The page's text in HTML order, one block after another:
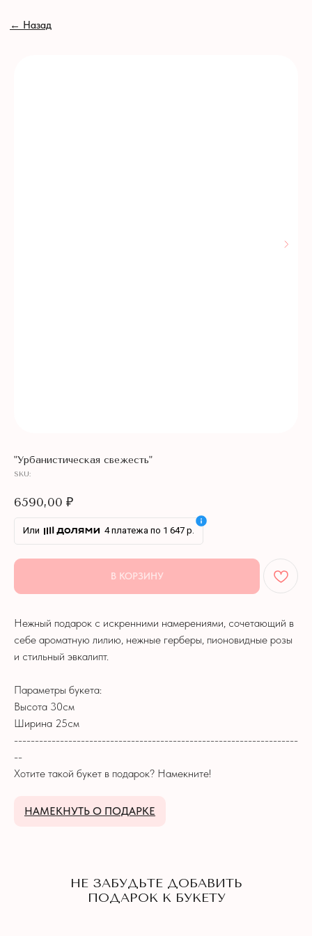
"Урбанистическая свежесть"
SKU:
6590,00 ₽
Или 4 платежа по 1 647 р.
В КОРЗИНУ
Нежный подарок с искренними намерениями, сочетающий в
себе ароматную лилию, нежные герберы, пионовидные розы
и стильный эвкалипт.
Параметры букета:
Высота 30см
Ширина 25см
--------------------------------------------------------------------
--
Хотите такой букет в подарок? Намекните!
НАМЕКНУТЬ О ПОДАРКЕ
НЕ ЗАБУДЬТЕ ДОБАВИТЬ
ПОДАРОК К БУКЕТУ